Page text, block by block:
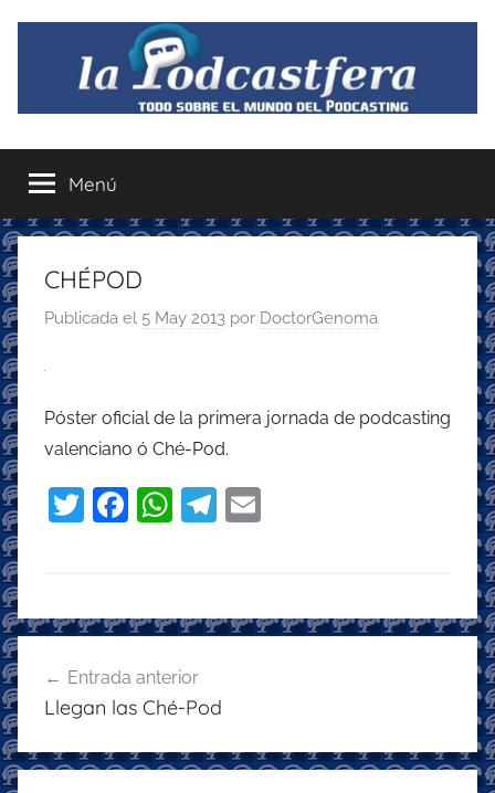
contenido
La
Podcastfera
el
mundo
del
podcasting
recomendaciones
disfrutar
podcastfera
Menú
CHÉPOD
Publicada el 5 May 2013 por DoctorGenoma
Póster oficial de la primera jornada de podcasting
valenciano ó Ché-Pod.
T
er
F
e
b
o
o
k
W
s
A
p
p
T
gr
a
l
Navegación
de
entradas
Entrada anterior
Llegan las Ché-Pod